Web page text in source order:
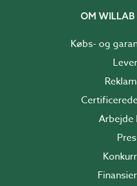
OM WILLAB
Købs- og
Arbejde